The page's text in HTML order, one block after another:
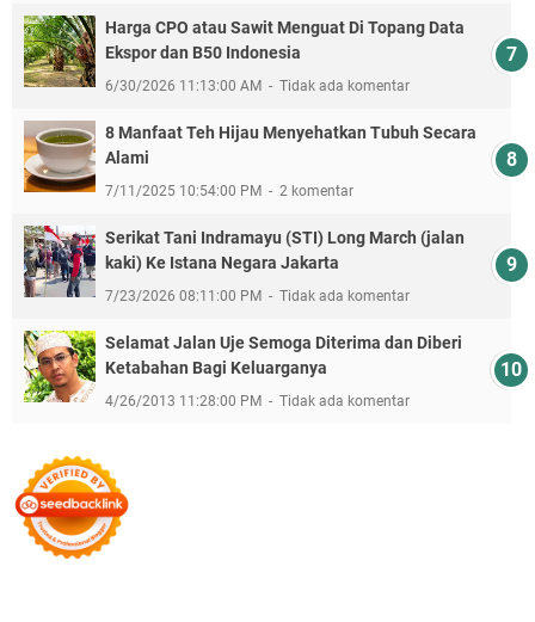
Harga CPO atau Sawit Menguat Di Topang Data
Ekspor dan B50 Indonesia
6/30/2026 11:13:00 AM Tidak ada komentar
8 Manfaat Teh Hijau Menyehatkan Tubuh Secara
Alami
7/11/2025 10:54:00 PM 2 komentar
Serikat Tani Indramayu (STI) Long March (jalan
kaki) Ke Istana Negara Jakarta
7/23/2026 08:11:00 PM Tidak ada komentar
Selamat Jalan Uje Semoga Diterima dan Diberi
Ketabahan Bagi Keluarganya
4/26/2013 11:28:00 PM Tidak ada komentar